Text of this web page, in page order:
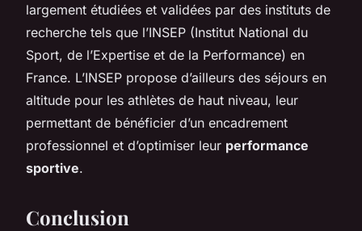
largement étudiées et validées par des instituts de
recherche tels que l’INSEP (Institut National du
Sport, de l’Expertise et de la Performance) en
France. L’INSEP propose d’ailleurs des séjours en
altitude pour les athlètes de haut niveau, leur
permettant de bénéficier d’un encadrement
professionnel et d’optimiser leur performance
sportive.
Conclusion